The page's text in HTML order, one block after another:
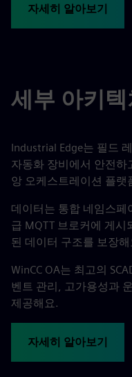
자세히 알아보기
세부 아키
Industrial Edge는 필드
자동화 장비에서 안전하
앙 오케스트레이션 플랫
데이터는 통합 네임스페
급 MQTT 브로커에 게
된 데이터 구조를 보장해
WinCC OA는 최고의
벤트 관리, 고가용성과
제공해요.
자세히 알아보기